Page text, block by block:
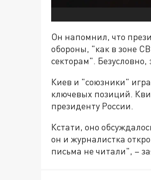
Он напомнил, что
обороны, "как в зоне
секторам". Безусловно,
Киев и "союзники"
ключевых позиций.
президенту России.
Кстати, оно
он и журналистка
письма не читали", –